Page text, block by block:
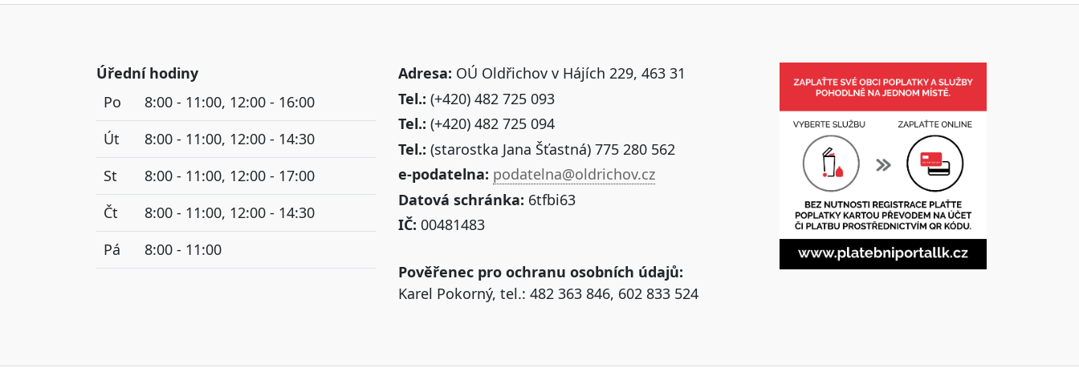
Úřední hodiny
Po
8:00 - 11:00, 12:00 - 16:00
Út
8:00 - 11:00, 12:00 - 14:30
St
8:00 - 11:00, 12:00 - 17:00
Čt
8:00 - 11:00, 12:00 - 14:30
Pá
8:00 - 11:00
Adresa: OÚ Oldřichov v Hájích 229, 463 31
Tel.: (+420) 482 725 093
Tel.: (+420) 482 725 094
Tel.: (starostka Jana Šťastná) 775 280 562
e-podatelna: podatelna@oldrichov.cz
Datová schránka: 6tfbi63
IČ: 00481483
Pověřenec pro ochranu osobních údajů:
Karel Pokorný, tel.: 482 363 846, 602 833 524